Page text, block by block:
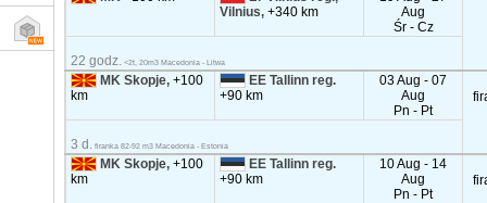
Vilnius,+340 km
Aug
Śr - Cz
22 godz. <2t, 20m3 Macedonia - Litwa
MK Skopje,+100
km
EE Tallinn reg.
+90 km
03 Aug - 07
Aug
Pn - Pt
3 d. firanka 82-92 m3 Macedonia - Estonia
MK Skopje,+100
km
EE Tallinn reg.
+90 km
10 Aug - 14
Aug
Pn - Pt